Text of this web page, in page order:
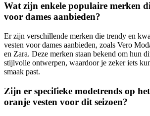
Wat zijn enkele populaire merken
voor dames aanbieden?
Er zijn verschillende merken die trendy en
vesten voor dames aanbieden, zoals Vero
en Zara. Deze merken staan bekend om hun
stijlvolle ontwerpen, waardoor je zeker iets
smaak past.
Zijn er specifieke modetrends op
oranje vesten voor dit seizoen?